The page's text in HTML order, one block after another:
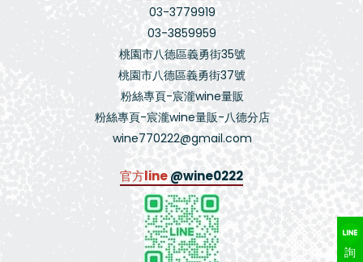
03-3779919
03-3859959
桃園市八德區義勇街35號
桃園市八德區義勇街37號
粉絲專頁-宸瀧wine量販
粉絲專頁-宸瀧wine量販-八德分店
wine770222@gmail.com
官方line@wine0222
詢